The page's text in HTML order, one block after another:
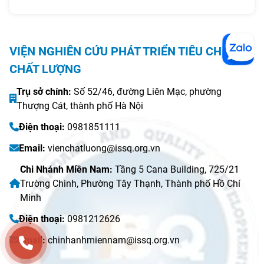
VIỆN NGHIÊN CỨU PHÁT TRIỂN TIÊU CHUẨN
CHẤT LƯỢNG
Trụ sở chính: Số 52/46, đường Liên Mạc, phường
Thượng Cát, thành phố Hà Nội
Điện thoại: 0981851111
Email: vienchatluong@issq.org.vn
Chi Nhánh Miền Nam: Tầng 5 Cana Building, 725/21
Trường Chinh, Phường Tây Thạnh, Thành phố Hồ Chí
Minh
Điện thoại: 0981212626
Email:chinhanhmiennam@issq.org.vn